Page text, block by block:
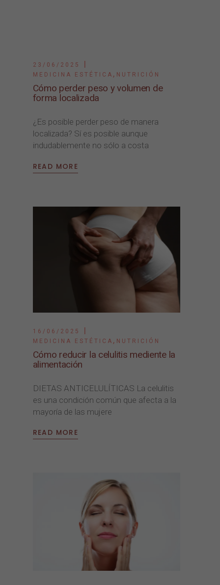
23/06/2025
MEDICINA ESTÉTICA , NUTRICIÓN
Cómo perder peso y volumen de
forma localizada
¿Es posible perder peso de manera
localizada? Sí es posible aunque
indudablemente no sólo a costa
READ MORE
16/06/2025
MEDICINA ESTÉTICA , NUTRICIÓN
Cómo reducir la celulitis mediente la
alimentación
DIETAS ANTICELULÍTICAS La celulitis
es una condición común que afecta a la
mayoría de las mujere
READ MORE